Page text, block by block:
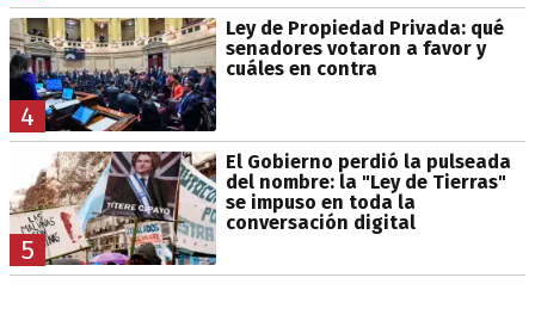
4
Ley de Propiedad Privada: qué
senadores votaron a favor y
cuáles en contra
5
El Gobierno perdió la pulseada
del nombre: la "Ley de Tierras"
se impuso en toda la
conversación digital